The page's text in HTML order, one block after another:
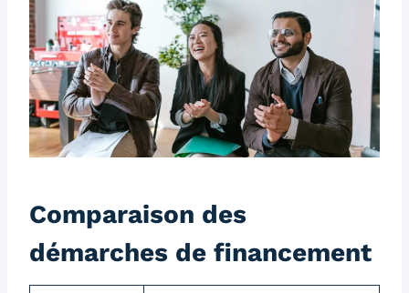
Comparaison des
démarches de financement